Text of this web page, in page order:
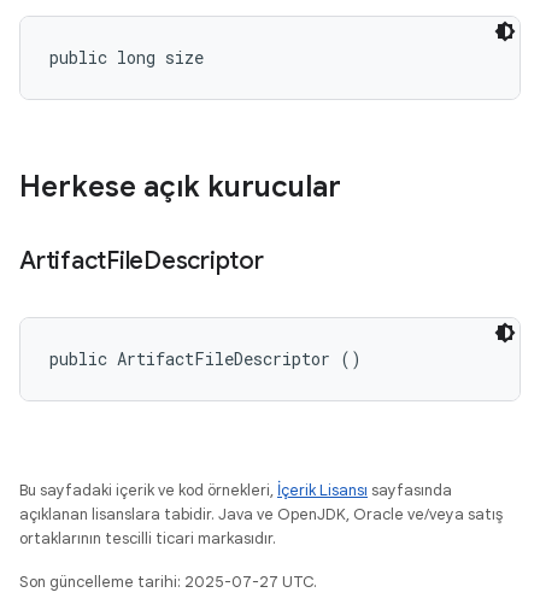
public long size
Herkese açık kurucular
ArtifactFileDescriptor
public ArtifactFileDescriptor ()
Bu sayfadaki içerik ve kod örnekleri, İçerik Lisansı sayfasında
açıklanan lisanslara tabidir. Java ve OpenJDK, Oracle ve/veya satış
ortaklarının tescilli ticari markasıdır.
Son güncelleme tarihi: 2025-07-27 UTC.